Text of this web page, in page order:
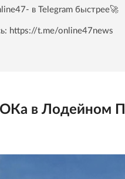
в Telegram быстрее🚀
https://t.me/online47news
в Лодейном